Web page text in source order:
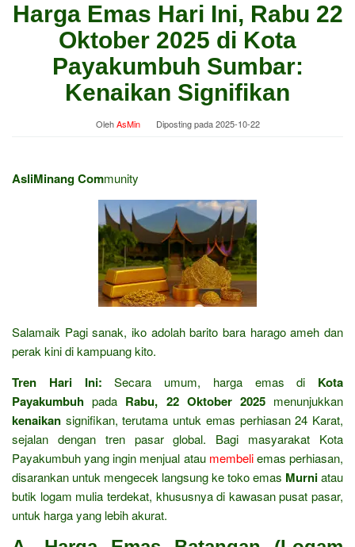
Harga Emas Hari Ini, Rabu 22
Oktober 2025 di Kota
Payakumbuh Sumbar:
Kenaikan Signifikan
OlehAsMin Diposting pada2025-10-22
AsliMinang Community
Salamaik Pagi sanak, iko adolah barito bara harago ameh dan
perak kini di kampuang kito.
Tren Hari Ini: Secara umum, harga emas di Kota
Payakumbuh pada Rabu, 22 Oktober 2025menunjukkan
kenaikan signifikan, terutama untuk emas perhiasan 24 Karat,
sejalan dengan tren pasar global. Bagi masyarakat Kota
Payakumbuh yang ingin menjual atau membeliemas perhiasan,
disarankan untuk mengecek langsung ke toko emas Murniatau
butik logam mulia terdekat, khususnya di kawasan pusat pasar,
untuk harga yang lebih akurat.